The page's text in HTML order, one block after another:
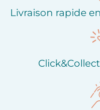
Livraison rapide